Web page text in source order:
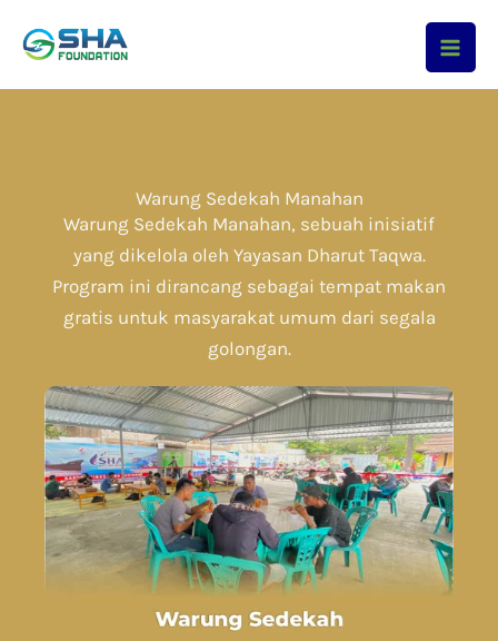
Warung Sedekah Manahan
Warung Sedekah Manahan, sebuah inisiatif
yang dikelola oleh Yayasan Dharut Taqwa.
Program ini dirancang sebagai tempat makan
gratis untuk masyarakat umum dari segala
golongan.